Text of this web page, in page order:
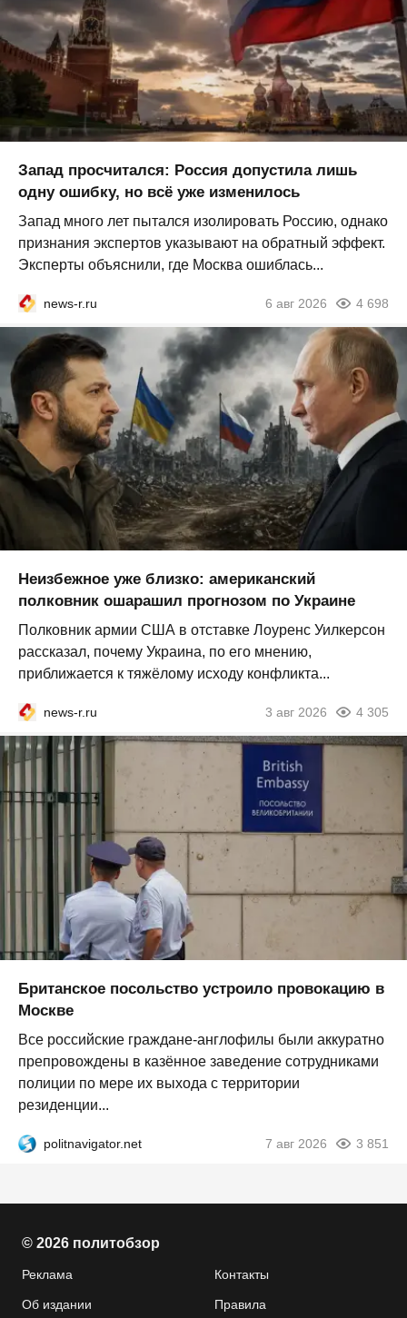
Запад просчитался: Россия допустила лишь
одну ошибку, но всё уже изменилось
Запад много лет пытался изолировать Россию, однако
признания экспертов указывают на обратный эффект.
Эксперты объяснили, где Москва ошиблась...
news-r.ru 6 авг 2026 4 698
Неизбежное уже близко: американский
полковник ошарашил прогнозом по Украине
Полковник армии США в отставке Лоуренс Уилкерсон
рассказал, почему Украина, по его мнению,
приближается к тяжёлому исходу конфликта...
news-r.ru 3 авг 2026 4 305
Британское посольство устроило провокацию в
Москве
Все российские граждане-англофилы были аккуратно
препровождены в казённое заведение сотрудниками
полиции по мере их выхода с территории
резиденции...
politnavigator.net 7 авг 2026 3 851
© 2026 политобзор
Реклама Контакты
Об издании Правила